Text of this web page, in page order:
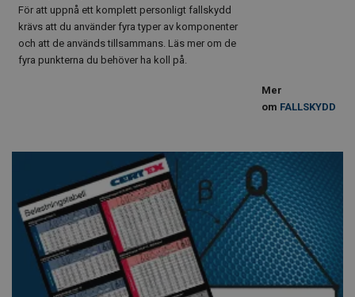
För att uppnå ett ­komplett personligt fallskydd
krävs att du använder fyra typer av komponenter
och att de används tillsammans. Läs mer om de
fyra punkterna du behöver ha koll på.
Mer
om FALLSKYDD